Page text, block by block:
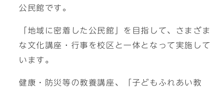
公民館です。
「地域に密着した公民館」を目指して、さまざま
な文化講座・行事を校区と一体となって実施して
います。
健康・防災等の教養講座、「子どもふれあい教